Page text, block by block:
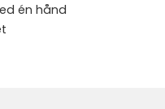
én hånd